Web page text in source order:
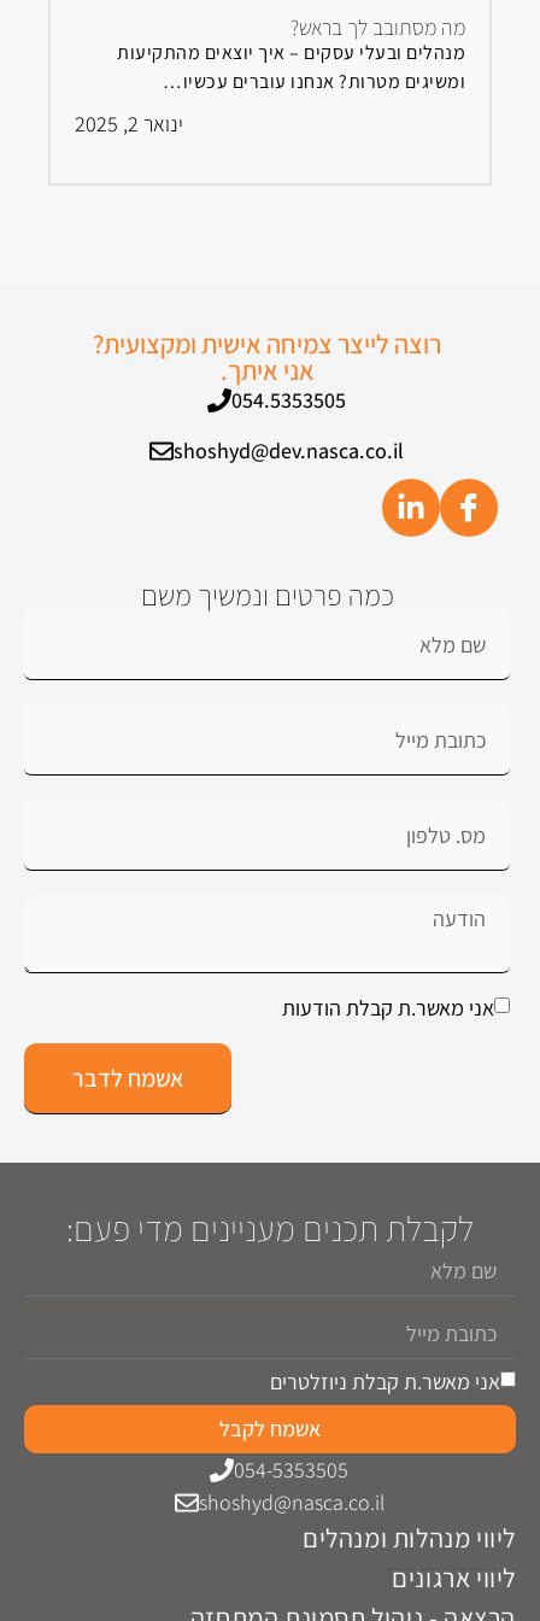
מה מסתובב לך בראש?
מנהלים ובעלי עסקים – איך יוצאים מהתקיעות
ומשיגים מטרות? אנחנו עוברים עכשיו…
ינואר 2, 2025
אני מאשר.ת קבלת הודעות
אשמח לדבר
כמה פרטים ונמשיך משם
רוצה לייצר צמיחה אישית ומקצועית?
אני איתך.
054.5353505
shoshyd@dev.nasca.co.il
ליווי מנהלות ומנהלים
ליווי ארגונים
לקבלת תכנים מעניינים מדי פעם:
אני מאשר.ת קבלת ניוזלטרים
אשמח לקבל
054-5353505
shoshyd@nasca.co.il